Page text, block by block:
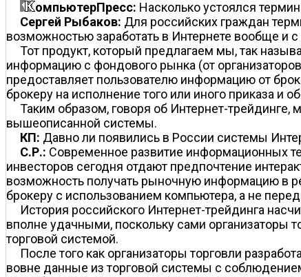
омпьютерПресс: Насколько устоялся
Сергей Рыбаков: Для российских граждан
возможностью заработать в Интернете вообще и
Тот продукт, который предлагаем мы, так
информацию с фондового рынка (от
предоставляет пользователю информацию от
брокеру на исполнение того или иного приказа и
Таким образом, говоря об Интернет-
вышеописанной системы.
КП: Давно ли появились в России системы
С.Р.: Современное развитие информационных
инвесторов сегодня отдают предпочтение
возможность получать рыночную информацию в
брокеру с использованием компьютера, а не
История российского Интернет-трейдинга
вполне удачными, поскольку сами организаторы
торговой системой.
После того как организаторы торговли
вовне данные из торговой системы с